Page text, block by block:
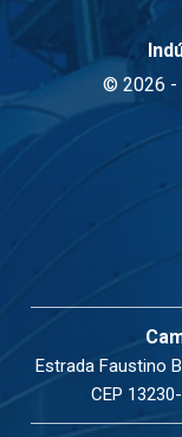
© 2026 -
Estrada Faustino
CEP